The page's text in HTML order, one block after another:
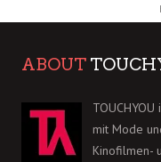
ABOUT
mit Mode
Kinofilmen-